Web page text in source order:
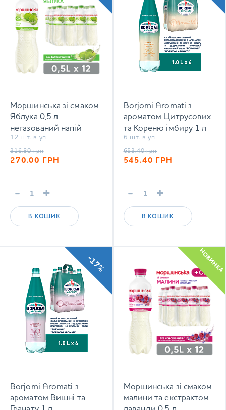
Моршинська зі смаком
Яблука 0,5 л
негазований напій
12 шт. в уп.
316.80 грн
270.00 ГРН
- +
В КОШИК
Borjomi Aromati з
ароматом Цитрусових
та Кореню імбиру 1 л
сильногазований напій
6 шт. в уп.
653.40 грн
545.40 ГРН
- +
В КОШИК
Borjomi Aromati з
ароматом Вишні та
-17%
Моршинська зі смаком
малини та екстрактом
НОВИНКА